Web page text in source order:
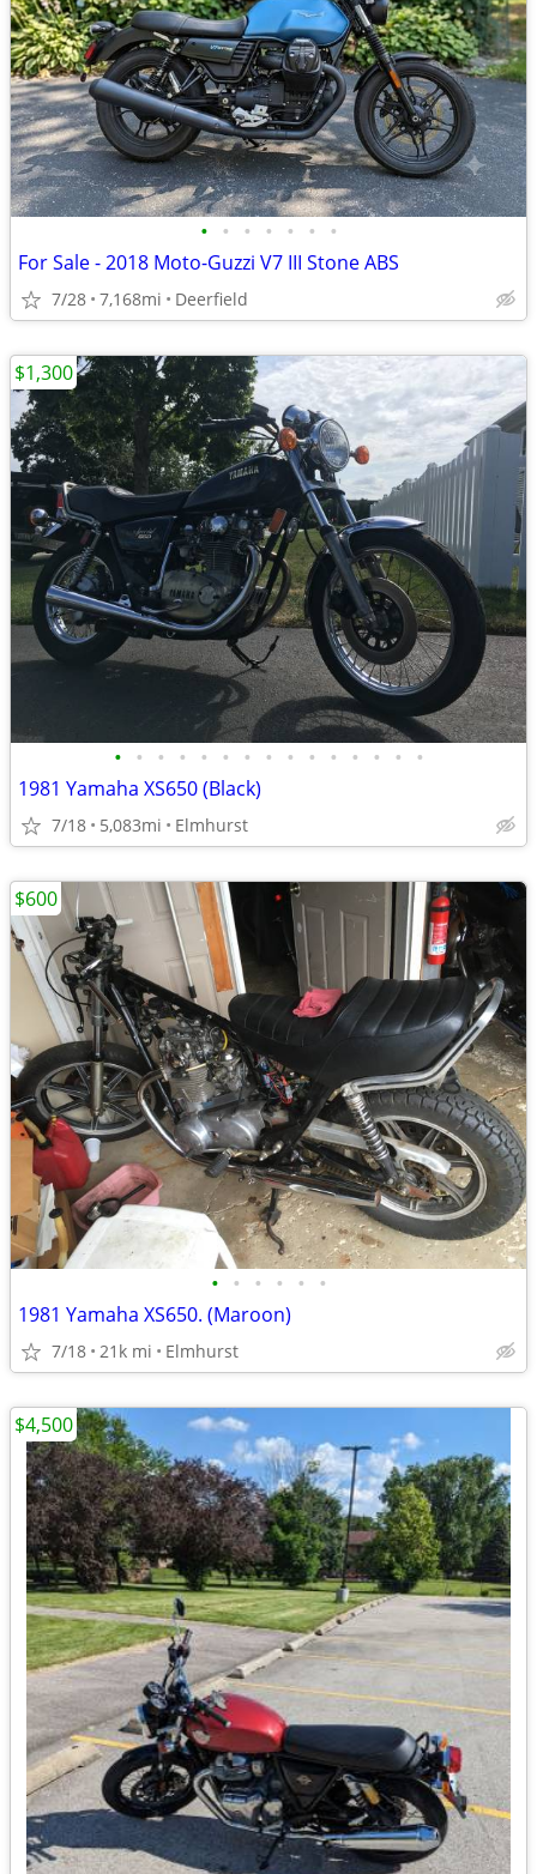
• • • • • • •
For Sale - 2018 Moto-Guzzi V7 III Stone ABS
7/28 7,168mi Deerfield
• • • • • • • • • • • • • • •
1981 Yamaha XS650 (Black)
7/18 5,083mi Elmhurst
$1,300
• • • • • •
1981 Yamaha XS650. (Maroon)
7/18 21k mi Elmhurst
$600
$4,500